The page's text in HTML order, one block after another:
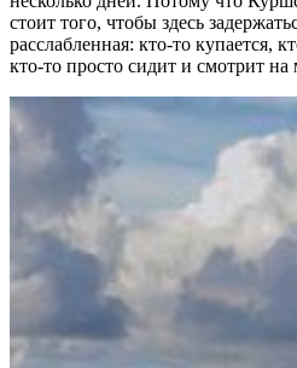
стоит того, чтобы здесь
расслабленная: кто-то купается,
кто-то просто сидит и смотрит на